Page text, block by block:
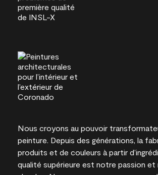
Nous croyons au pouvoir
peinture. Depuis des générations, la
produits et de couleurs à partir
qualité supérieure est notre passion